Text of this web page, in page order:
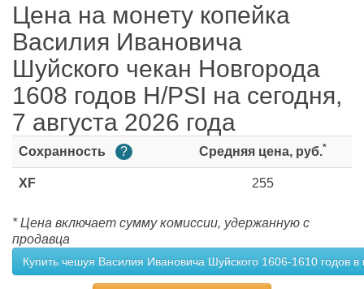
Цена на монету копейка
Василия Ивановича
Шуйского чекан Новгорода
1608 годов Н/РSI на сегодня,
7 августа 2026 года
Сохранность ? Средняя цена, руб.*
XF 255
* Цена включает сумму комиссии, удержанную с
продавца
Купить чешуя Василия Ивановича Шуйского 1606-1610 годов